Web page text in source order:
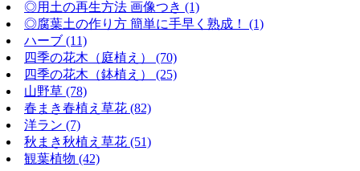
◎用土の再生方法 画像つき (1)
◎腐葉土の作り方 簡単に手早く熟成！ (1)
ハーブ (11)
四季の花木（庭植え） (70)
四季の花木（鉢植え） (25)
山野草 (78)
春まき春植え草花 (82)
洋ラン (7)
秋まき秋植え草花 (51)
観葉植物 (42)